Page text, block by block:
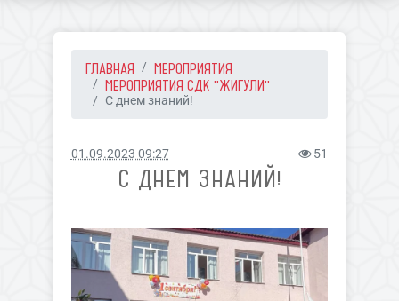
ГЛАВНАЯ
МЕРОПРИЯТИЯ
МЕРОПРИЯТИЯ СДК "ЖИГУЛИ"
С днем знаний!
01.09.2023 09:27 51
С ДНЕМ ЗНАНИЙ!